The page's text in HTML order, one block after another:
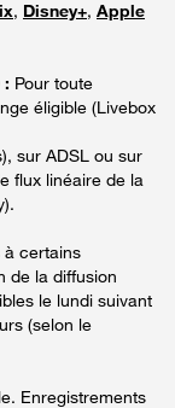
, Disney+, Apple
: Pour toute
éligible (Livebox
sur ADSL ou sur
flux linéaire de la
à certains
de la diffusion
le lundi suivant
(selon le
Enregistrements